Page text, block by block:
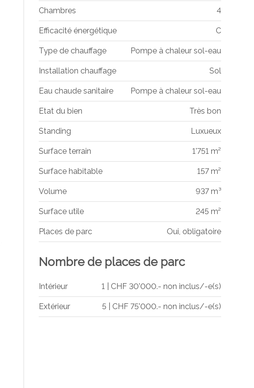
Chambres 4
Efficacité énergétique C
Type de chauffage Pompe à chaleur sol-eau
Installation chauffage Sol
Eau chaude sanitaire Pompe à chaleur sol-eau
Etat du bien Très bon
Standing Luxueux
Surface terrain 1'751 m²
Surface habitable 157 m²
Volume 937 m³
Surface utile 245 m²
Places de parc Oui, obligatoire
Nombre de places de parc
Intérieur 1 | CHF 30'000.- non inclus/-e(s)
Extérieur 5 | CHF 75'000.- non inclus/-e(s)